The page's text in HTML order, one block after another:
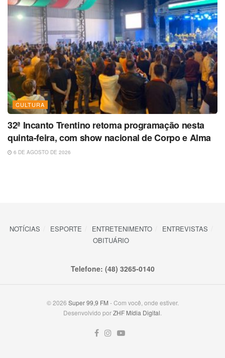
CULTURA
32ª Incanto Trentino retoma programação nesta
quinta-feira, com show nacional de Corpo e Alma
6 DE AGOSTO DE 2026
NOTÍCIAS ESPORTE ENTRETENIMENTO
ENTREVISTAS
OBITUÁRIO
Telefone: (48) 3265-0140
© 2026 Super 99,9 FM - Com você, onde estiver.
Desenvolvido porZHF Mídia Digital